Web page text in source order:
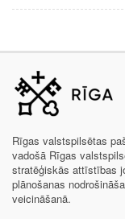
Rīgas valstspilsētas
vadošā Rīgas
stratēģiskās attīstības
plānošanas
veicināšanā.